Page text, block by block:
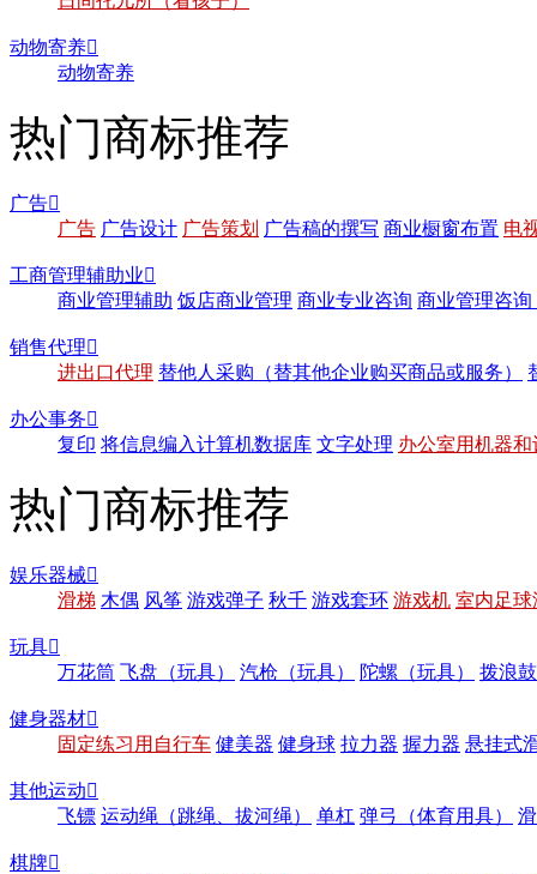
动物寄养
动物寄养
热门商标推荐
广告
广告 广告设计 广告策划 广告稿的撰写 商业橱窗布置 电
工商管理辅助业
商业管理辅助 饭店商业管理 商业专业咨询 商业管理咨询
销售代理
进出口代理 替他人采购（替其他企业购买商品或服务）
办公事务
复印 将信息编入计算机数据库 文字处理 办公室用机器
热门商标推荐
娱乐器械
滑梯 木偶 风筝 游戏弹子 秋千 游戏套环 游戏机 室内足球
玩具
万花筒 飞盘（玩具） 汽枪（玩具） 陀螺（玩具） 拨浪
健身器材
固定练习用自行车 健美器 健身球 拉力器 握力器 悬挂式
其他运动
飞镖 运动绳（跳绳、拔河绳） 单杠 弹弓（体育用具）
棋牌